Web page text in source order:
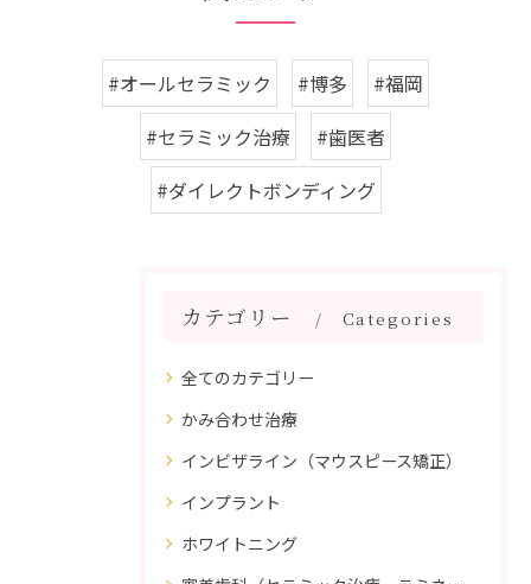
#オールセラミック #博多
#福岡
#セラミック治療
#歯医者
#ダイレクトボンディング
カテゴリー Categories
全てのカテゴリー
かみ合わせ治療
インビザライン（マウスピース矯正）
インプラント
ホワイトニング